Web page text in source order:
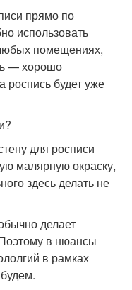
прямо по
использовать
помещениях,
— хорошо
роспись будет уже
для росписи
малярную окраску,
здесь делать не
делает
в нюансы
в рамках